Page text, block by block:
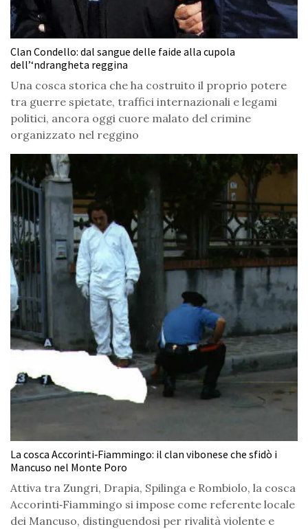
Clan Condello: dal sangue delle faide alla cupola
dell’‘ndrangheta reggina
Una cosca storica che ha costruito il proprio potere
tra guerre spietate, traffici internazionali e legami
politici, ancora oggi cuore malato del crimine
organizzato nel reggino
La cosca Accorinti‑Fiammingo: il clan vibonese che sfidò i
Mancuso nel Monte Poro
Attiva tra Zungri, Drapia, Spilinga e Rombiolo, la cosca
Accorinti‑Fiammingo si impose come referente locale
dei Mancuso, distinguendosi per rivalità violente e